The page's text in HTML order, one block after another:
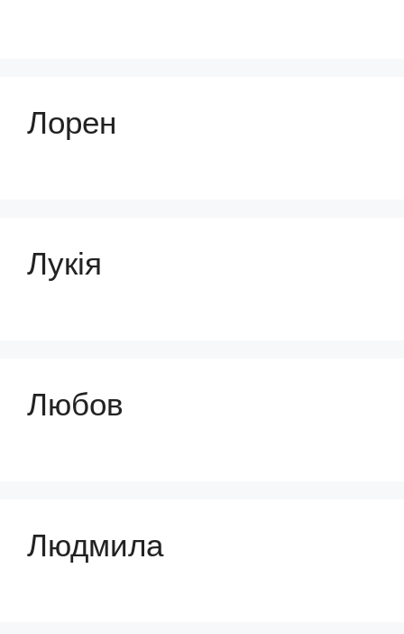
Лорен
Лукія
Любов
Людмила